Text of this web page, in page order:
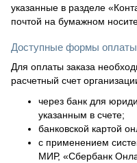
указанные в разделе
почтой на бумажном
Доступные формы оплаты
Для оплаты заказа
расчетный счет
через банк для
указанным в счете;
банковской картой
с применением
МИР, «Сбербанк